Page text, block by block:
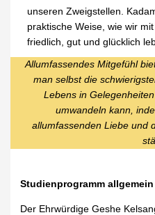
unseren Zweigstellen.
praktische Weise, wie wir
friedlich, gut und glücklich
Allumfassendes Mitgefühl
man selbst die
Lebens in
umwandeln kann,
allumfassenden Liebe und
Studienprogramm allgemein
Der Ehrwürdige Geshe